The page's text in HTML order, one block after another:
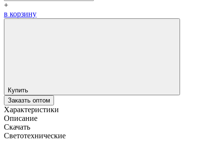
+
в корзину
Купить
Заказть оптом
Характеристики
Описание
Скачать
Светотехнические